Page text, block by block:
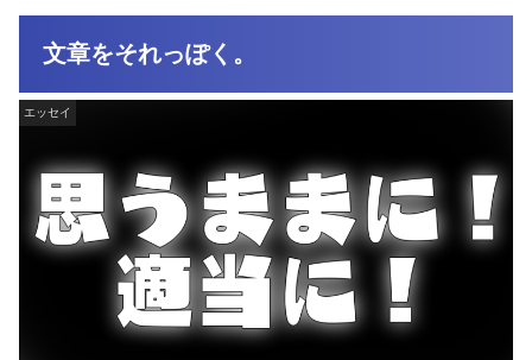
文章をそれっぽく。
エッセイ